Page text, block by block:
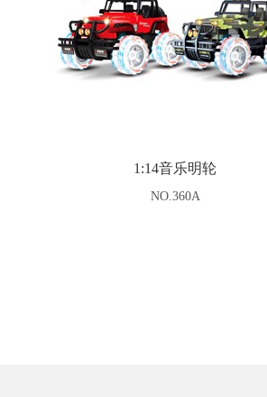
1:14音乐明轮
NO.360A